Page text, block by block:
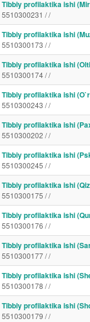
Tibbiy profilaktika ishi
5510300231 / /
Tibbiy profilaktika ishi
5510300173 / /
Tibbiy profilaktika ishi
5510300174 / /
Tibbiy profilaktika ishi
5510300243 / /
Tibbiy profilaktika ishi
5510300202 / /
Tibbiy profilaktika ishi
5510300245 / /
Tibbiy profilaktika ishi
5510300175 / /
Tibbiy profilaktika ishi
5510300176 / /
Tibbiy profilaktika ishi
5510300177 / /
Tibbiy profilaktika ishi
5510300178 / /
Tibbiy profilaktika ishi
5510300179 / /